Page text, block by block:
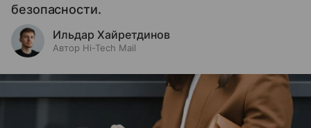
безопасности.
Ильдар Хайретдинов
Автор Hi-Tech Mail